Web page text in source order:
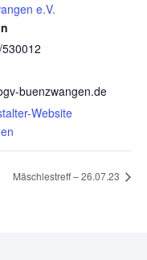
e.V.
buenzwangen.de
Website
Mäschlestreff – 26.07.23